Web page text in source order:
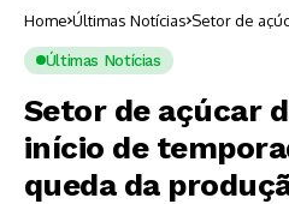
Home Últimas Notícias Setor de
temporada
Últimas Notícias
Setor de açúcar
início de
queda da